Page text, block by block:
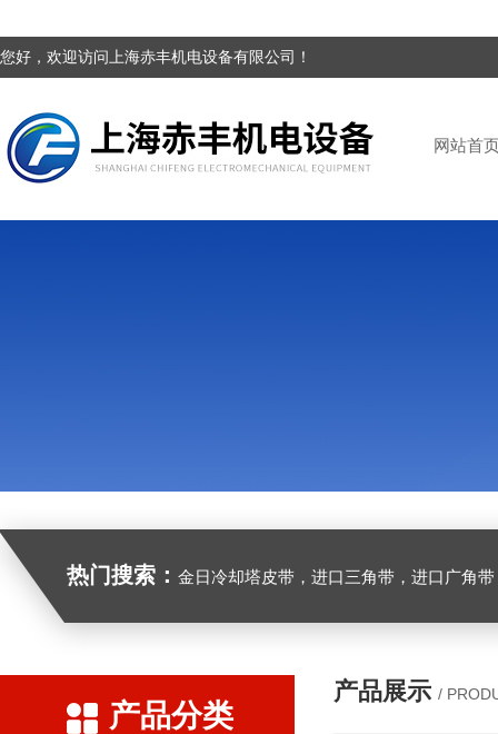
您好，欢迎访问上海赤丰机电设备有限公司！
网站首
热门搜索： 金日冷却塔皮带，进口三角带，进口广角带，进口同步带，进口空压机皮
产品分类
产品展示 /